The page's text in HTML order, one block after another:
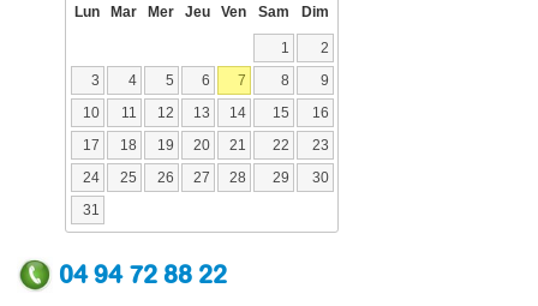
Lun Mar Mer Jeu Ven Sam Dim
1 2
3 4 5 6 7 8 9
10 11 12 13 14 15 16
17 18 19 20 21 22 23
24 25 26 27 28 29 30
31
04 94 72 88 22